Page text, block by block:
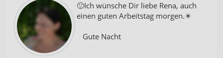
🙂Ich wünsche Dir liebe Rena, auch
einen guten Arbeitstag morgen.☀
Gute Nacht